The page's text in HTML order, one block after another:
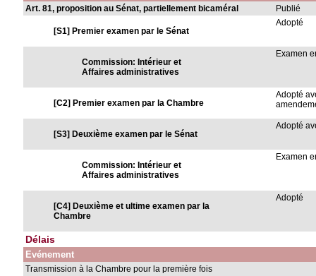
Art. 81, proposition au Sénat, partiellement bicaméral Publié
[S1] Premier examen par le Sénat
Adopté
Commission: Intérieur et
Affaires administratives
Examen
[C2] Premier examen par la Chambre
Adopté
[S3] Deuxième examen par le Sénat
Adopté
Commission: Intérieur et
Affaires administratives
Examen
[C4] Deuxième et ultime examen par la
Chambre
Adopté
Délais
Evénement
Transmission à la Chambre pour la première fois